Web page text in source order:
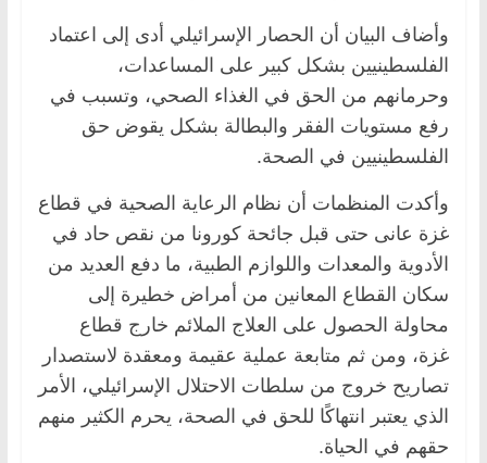
وأضاف البيان أن الحصار الإسرائيلي أدى إلى اعتماد
الفلسطينيين بشكل كبير على المساعدات،
وحرمانهم من الحق في الغذاء الصحي، وتسبب في
رفع مستويات الفقر والبطالة بشكل يقوض حق
الفلسطينيين في الصحة.
وأكدت المنظمات أن نظام الرعاية الصحية في قطاع
غزة عانى حتى قبل جائحة كورونا من نقص حاد في
الأدوية والمعدات واللوازم الطبية، ما دفع العديد من
سكان القطاع المعانين من أمراض خطيرة إلى
محاولة الحصول على العلاج الملائم خارج قطاع
غزة، ومن ثم متابعة عملية عقيمة ومعقدة لاستصدار
تصاريح خروج من سلطات الاحتلال الإسرائيلي، الأمر
الذي يعتبر انتهاكًا للحق في الصحة، يحرم الكثير منهم
حقهم في الحياة.